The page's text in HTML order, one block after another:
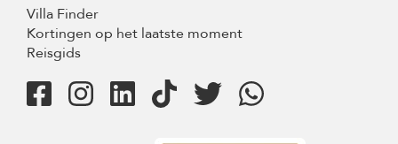
Villa Finder
Kortingen op het laatste moment
Reisgids